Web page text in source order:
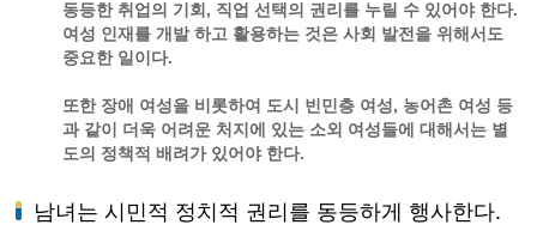
동등한 취업의 기회, 직업 선택의 권리를 누릴 수 있어야 한다.
여성 인재를 개발 하고 활용하는 것은 사회 발전을 위해서도
중요한 일이다.
또한 장애 여성을 비롯하여 도시 빈민층 여성, 농어촌 여성 등
과 같이 더욱 어려운 처지에 있는 소외 여성들에 대해서는 별
도의 정책적 배려가 있어야 한다.
남녀는 시민적 정치적 권리를 동등하게 행사한다.